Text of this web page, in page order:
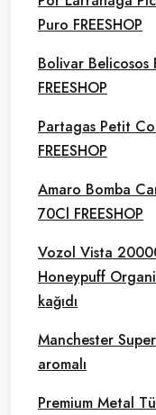
Puro FREESHOP
Bolivar Belicosos
FREESHOP
Partagas Petit
FREESHOP
Amaro Bomba
70Cl FREESHOP
Vozol Vista
Honeypuff
kağıdı
Manchester
aromalı
Premium Metal